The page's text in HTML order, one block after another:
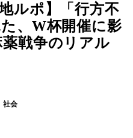
ルポ】「行方不
、W杯開催に影
戦争のリアル
社会